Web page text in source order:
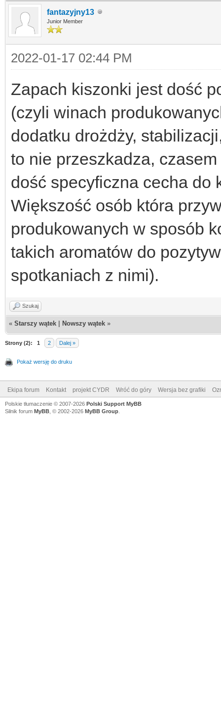
fantazyjny13
Junior Member
2022-01-17 02:44 PM
Zapach kiszonki jest dość
(czyli winach
dodatku drożdży,
to nie przeszkadza,
dość specyficzna cecha do
Większość osób która
produkowanych w sposób
takich aromatów do
spotkaniach z nimi).
Szukaj
« Starszy wątek Nowszy wątek »
Strony (2): 1 2 Dalej »
Pokaż wersję do druku
Ekipa forum Kontakt projekt CYDR Wróć do góry Wersja bez grafiki
Polskie tłumaczenie © 2007-2026 Polski Support MyBB
Silnik forum MyBB , © 2002-2026 MyBB Group